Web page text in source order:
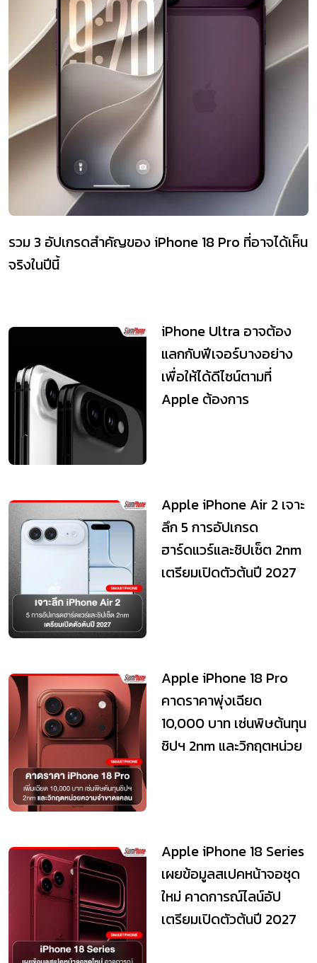
รวม 3 อัปเกรดสำคัญของ iPhone 18 Pro ที่อาจได้เห็น
จริงในปีนี้
iPhone Ultra อาจต้อง
แลกกับฟีเจอร์บางอย่าง
เพื่อให้ได้ดีไซน์ตามที่
Apple ต้องการ
Apple iPhone Air 2 เจาะ
ลึก 5 การอัปเกรด
ฮาร์ดแวร์และชิปเซ็ต 2nm
เตรียมเปิดตัวต้นปี 2027
Apple iPhone 18 Pro
คาดราคาพุ่งเฉียด
10,000 บาท เซ่นพิษต้นทุน
ชิปฯ 2nm และวิกฤตหน่วย
Apple iPhone 18 Series
เผยข้อมูลสเปคหน้าจอชุด
ใหม่ คาดการณ์ไลน์อัป
เตรียมเปิดตัวต้นปี 2027